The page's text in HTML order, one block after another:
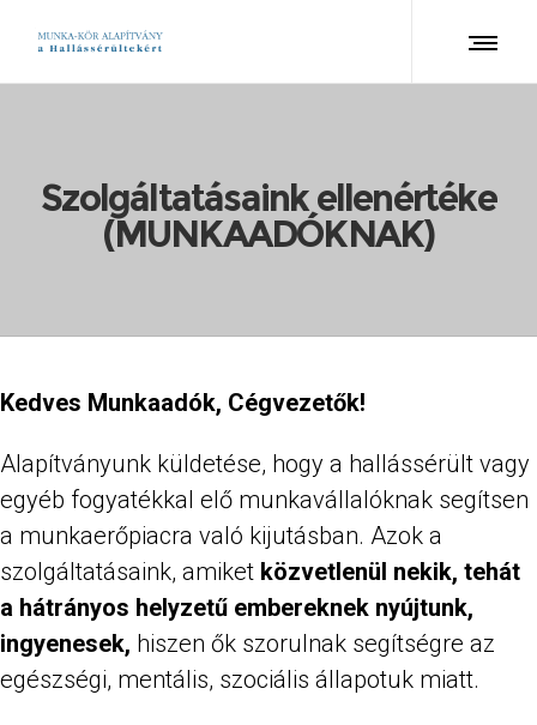
Szolgáltatásaink ellenértéke
(MUNKAADÓKNAK)
Kedves Munkaadók, Cégvezetők!
Alapítványunk küldetése, hogy a hallássérült vagy
egyéb fogyatékkal elő munkavállalóknak segítsen
a munkaerőpiacra való kijutásban. Azok a
szolgáltatásaink, amiket közvetlenül nekik, tehát
a hátrányos helyzetű embereknek nyújtunk,
ingyenesek, hiszen ők szorulnak segítségre az
egészségi, mentális, szociális állapotuk miatt.